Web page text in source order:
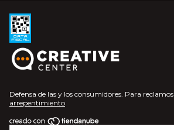
Defensa de las y los consumidores. Para reclamos
arrepentimiento